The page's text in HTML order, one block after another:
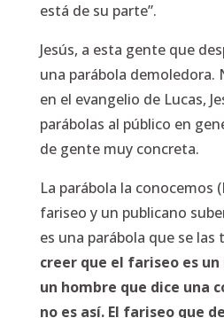
está de su parte”.
Jesús, a esta gente que
una parábola demoledora.
en el evangelio de Lucas,
parábolas al público en
de gente muy concreta.
La parábola la conocemos
fariseo y un publicano
es una parábola que se las
creer que el fariseo es
un hombre que dice una
no es así. El fariseo que